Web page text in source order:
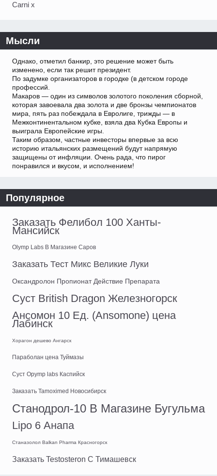
Carni x
Мысли
Однако, отметил банкир, это решение может быть
изменено, если так решит президент.
По задумке организаторов в городке (в детском городе
профессий.
Макаров — один из символов золотого поколения сборной,
которая завоевала два золота и две бронзы чемпионатов
мира, пять раз побеждала в Евролиге, трижды — в
Межконтинентальном кубке, взяла два Кубка Европы и
выиграла Европейские игры.
Таким образом, частные инвесторы впервые за всю
историю итальянских размещений будут напрямую
защищены от инфляции. Очень рада, что пирог
понравился и вкусом, и исполнением!
Популярное
Заказать Фелибол 100 Ханты-
Мансийск
Olymp Labs В Магазине Саров
Заказать Тест Микс Великие Луки
Оксандролон Пропионат Действие Препарата
Суст British Dragon Железногорск
Ансомон 10 Ед. (Ansomone) цена
Лабинск
Хорагон дешево Ангарск
Параболан цена Туймазы
Суст Opymp labs Каспийск
Заказать Tamoximed Новосибирск
Станодрол-10 В Магазине Бугульма
Lipo 6 Анапа
Станазолол Balkan Pharma Красногорск
Заказать Testosteron C Тимашевск